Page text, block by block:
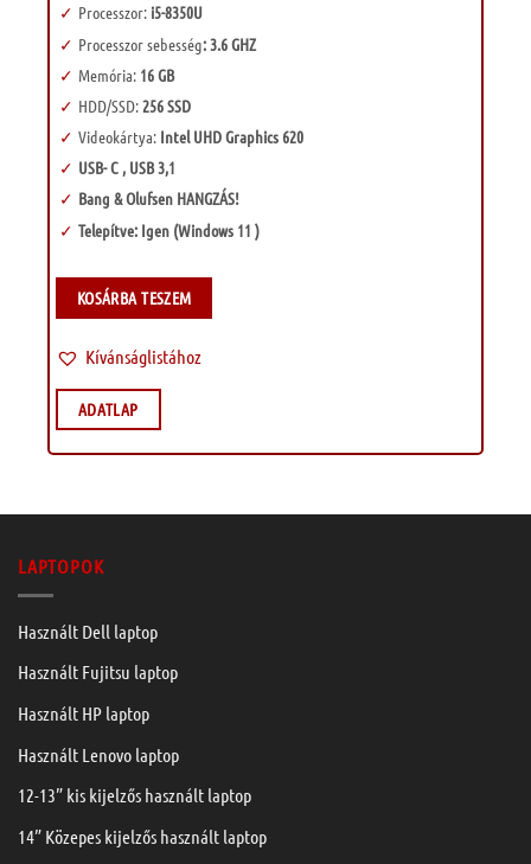
Processzor:i5-8350U
Processzor sebesség: 3.6 GHZ
Memória:16 GB
HDD/SSD:256 SSD
Videokártya:Intel UHD Graphics 620
USB- C , USB 3,1
Bang & Olufsen HANGZÁS!
Telepítve: Igen (Windows 11 )
KOSÁRBA TESZEM
Kívánságlistához
ADATLAP
LAPTOPOK
Használt Dell laptop
Használt Fujitsu laptop
Használt HP laptop
Használt Lenovo laptop
12-13” kis kijelzős használt laptop
14” Közepes kijelzős használt laptop